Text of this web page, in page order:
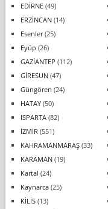
EDİRNE(49)
ERZİNCAN(14)
Esenler(25)
Eyüp (26)
GAZİANTEP (112)
GİRESUN(47)
Güngören (24)
HATAY(50)
ISPARTA(82)
İZMİR (551)
KAHRAMANMARAŞ(33)
KARAMAN(19)
Kartal (24)
Kaynarca(25)
KİLİS(13)